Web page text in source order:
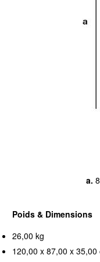
a.
Poids & Dimensions
26,00 kg
120,00 x 87,00 x